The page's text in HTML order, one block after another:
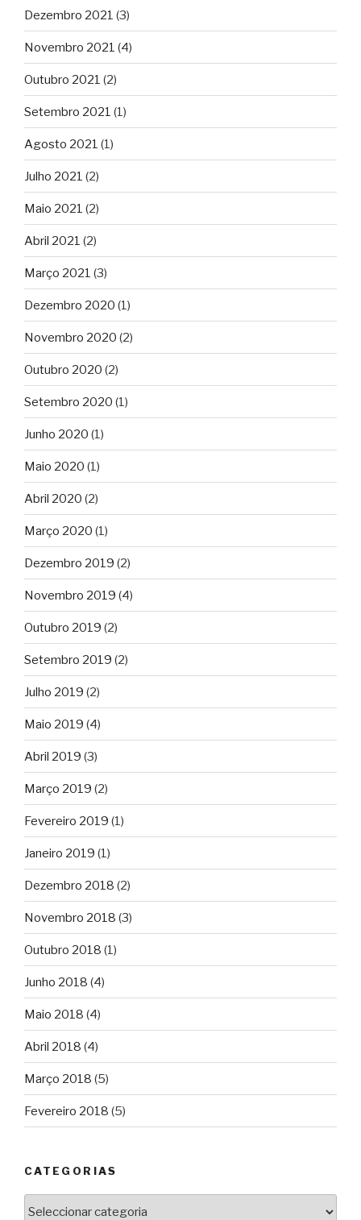
Dezembro 2021 (3)
Novembro 2021 (4)
Outubro 2021 (2)
Setembro 2021 (1)
Agosto 2021 (1)
Julho 2021 (2)
Maio 2021 (2)
Abril 2021 (2)
Março 2021 (3)
Dezembro 2020 (1)
Novembro 2020 (2)
Outubro 2020 (2)
Setembro 2020 (1)
Junho 2020 (1)
Maio 2020 (1)
Abril 2020 (2)
Março 2020 (1)
Dezembro 2019 (2)
Novembro 2019 (4)
Outubro 2019 (2)
Setembro 2019 (2)
Julho 2019 (2)
Maio 2019 (4)
Abril 2019 (3)
Março 2019 (2)
Fevereiro 2019 (1)
Janeiro 2019 (1)
Dezembro 2018 (2)
Novembro 2018 (3)
Outubro 2018 (1)
Junho 2018 (4)
Maio 2018 (4)
Abril 2018 (4)
Março 2018 (5)
Fevereiro 2018 (5)
CATEGORIAS